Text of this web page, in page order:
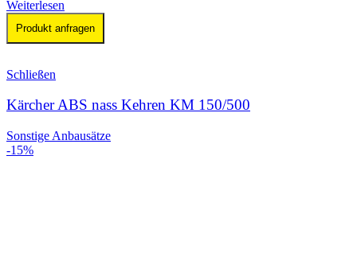
Weiterlesen
Produkt anfragen
Schließen
Kärcher ABS nass Kehren KM 150/500
Sonstige Anbausätze
-15%